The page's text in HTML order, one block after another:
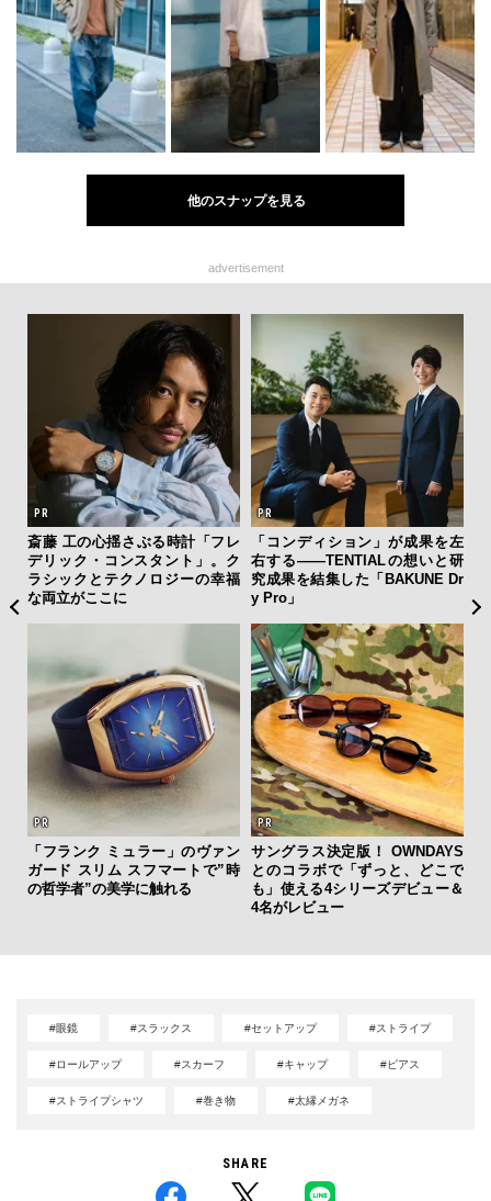
他のスナップを見る
advertisement
斎藤 工の心揺さぶる時計「フレ
デリック・コンスタント」。ク
ラシックとテクノロジーの幸福
な両立がここに
「コンディション」が成果を左
右する——TENTIALの想いと研
究成果を結集した「BAKUNE Dr
y Pro」
「フランク ミュラー」のヴァン
ガード スリム スフマートで”時
の哲学者”の美学に触れる
サングラス決定版！ OWNDAYS
とのコラボで「ずっと、どこで
も」使える4シリーズデビュー＆
4名がレビュー
モ
#眼鏡 #スラックス #セットアップ #ストライプ
#ロールアップ #スカーフ #キャップ #ピアス
#ストライプシャツ #巻き物 #太縁メガネ
SHARE